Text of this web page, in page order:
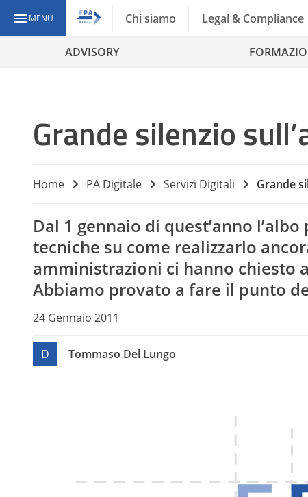
MENU Chi siamo Legal & Compliance
ADVISORY
Grande silenzio
Home PA Digitale Servizi Digitali Grande
Dal 1 gennaio di quest’anno
tecniche su come realizzarlo
amministrazioni ci hanno chiesto
Abbiamo provato a fare il punto
24 Gennaio 2011
D Tommaso Del Lungo